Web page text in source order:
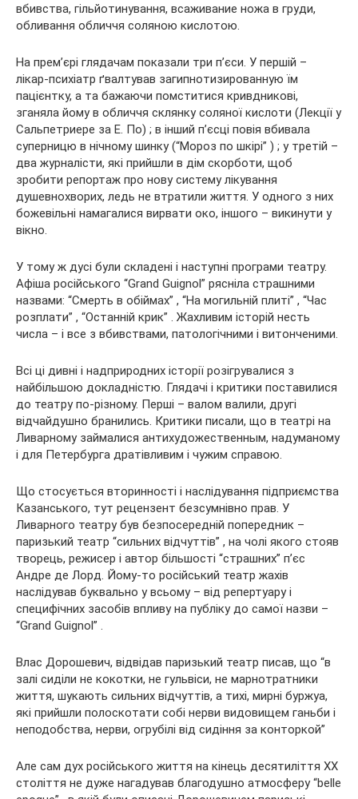
вбивства, гільйотинування, всаживание ножа в груди,
обливання обличчя соляною кислотою.
На прем’єрі глядачам показали три п’єси. У першій –
лікар-психіатр ґвалтував загипнотизированную їм
пацієнтку, а та бажаючи помститися кривдникові,
зганяла йому в обличчя склянку соляної кислоти (Лекції у
Сальпетриере за Е. По) ; в інший п’єсці повія вбивала
суперницю в нічному шинку (“Мороз по шкірі” ) ; у третій –
два журналісти, які прийшли в дім скорботи, щоб
зробити репортаж про нову систему лікування
душевнохворих, ледь не втратили життя. У одного з них
божевільні намагалися вирвати око, іншого – викинути у
вікно.
У тому ж дусі були складені і наступні програми театру.
Афіша російського “Grand Guignol” рясніла страшними
назвами: “Смерть в обіймах” , “На могильній плиті” , “Час
розплати” , “Останній крик” . Жахливим історій несть
числа – і все з вбивствами, патологічними і витонченими.
Всі ці дивні і надприродних історії розігрувалися з
найбільшою докладністю. Глядачі і критики поставилися
до театру по-різному. Перші – валом валили, другі
відчайдушно бранились. Критики писали, що в театрі на
Ливарному займалися антихудожественным, надуманому
і для Петербурга дратівливим і чужим справою.
Що стосується вторинності і наслідування підприємства
Казанського, тут рецензент безсумнівно прав. У
Ливарного театру був безпосередній попередник –
паризький театр “сильних відчуттів” , на чолі якого стояв
творець, режисер і автор більшості “страшних” п’єс
Андре де Лорд. Йому-то російський театр жахів
наслідував буквально у всьому – від репертуару і
специфічних засобів впливу на публіку до самої назви –
“Grand Guignol” .
Влас Дорошевич, відвідав паризький театр писав, що “в
залі сиділи не кокотки, не гульвіси, не марнотратники
життя, шукають сильних відчуттів, а тихі, мирні буржуа,
які прийшли полоскотати собі нерви видовищем ганьби і
неподобства, нерви, огрубілі від сидіння за конторкой”
Але сам дух російського життя на кінець десятиліття XX
століття не дуже нагадував благодушно атмосферу “belle